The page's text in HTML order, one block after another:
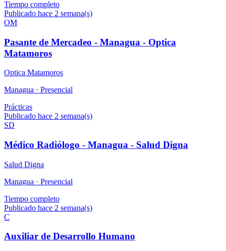
Tiempo completo
Publicado hace 2 semana(s)
OM
Pasante de Mercadeo - Managua - Optica
Matamoros
Optica Matamoros
Managua · Presencial
Prácticas
Publicado hace 2 semana(s)
SD
Médico Radiólogo - Managua - Salud Digna
Salud Digna
Managua · Presencial
Tiempo completo
Publicado hace 2 semana(s)
C
Auxiliar de Desarrollo Humano